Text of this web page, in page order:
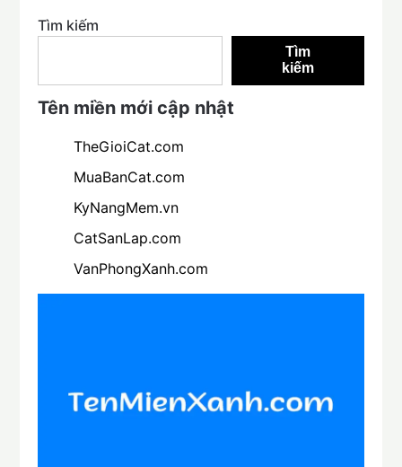
Tìm kiếm
Tìm
kiếm
Tên miền mới cập nhật
TheGioiCat.com
MuaBanCat.com
KyNangMem.vn
CatSanLap.com
VanPhongXanh.com